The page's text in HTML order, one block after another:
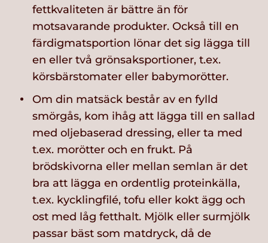
fettkvaliteten är bättre än för
motsavarande produkter. Också till en
färdigmatsportion lönar det sig lägga till
en eller två grönsaksportioner, t.ex.
körsbärstomater eller babymorötter.
Om din matsäck består av en fylld
smörgås, kom ihåg att lägga till en sallad
med oljebaserad dressing, eller ta med
t.ex. morötter och en frukt. På
brödskivorna eller mellan semlan är det
bra att lägga en ordentlig proteinkälla,
t.ex. kycklingfilé, tofu eller kokt ägg och
ost med låg fetthalt. Mjölk eller surmjölk
passar bäst som matdryck, då de